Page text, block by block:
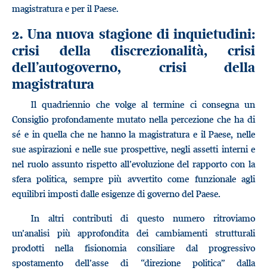
magistratura e per il Paese.
2. Una nuova stagione di inquietudini:
crisi della discrezionalità, crisi
dell’autogoverno, crisi della
magistratura
Il quadriennio che volge al termine ci consegna un
Consiglio profondamente mutato nella percezione che ha di
sé e in quella che ne hanno la magistratura e il Paese, nelle
sue aspirazioni e nelle sue prospettive, negli assetti interni e
nel ruolo assunto rispetto all’evoluzione del rapporto con la
sfera politica, sempre più avvertito come funzionale agli
equilibri imposti dalle esigenze di governo del Paese.
In altri contributi di questo numero ritroviamo
un’analisi più approfondita dei cambiamenti strutturali
prodotti nella fisionomia consiliare dal progressivo
spostamento dell’asse di “direzione politica” dalla